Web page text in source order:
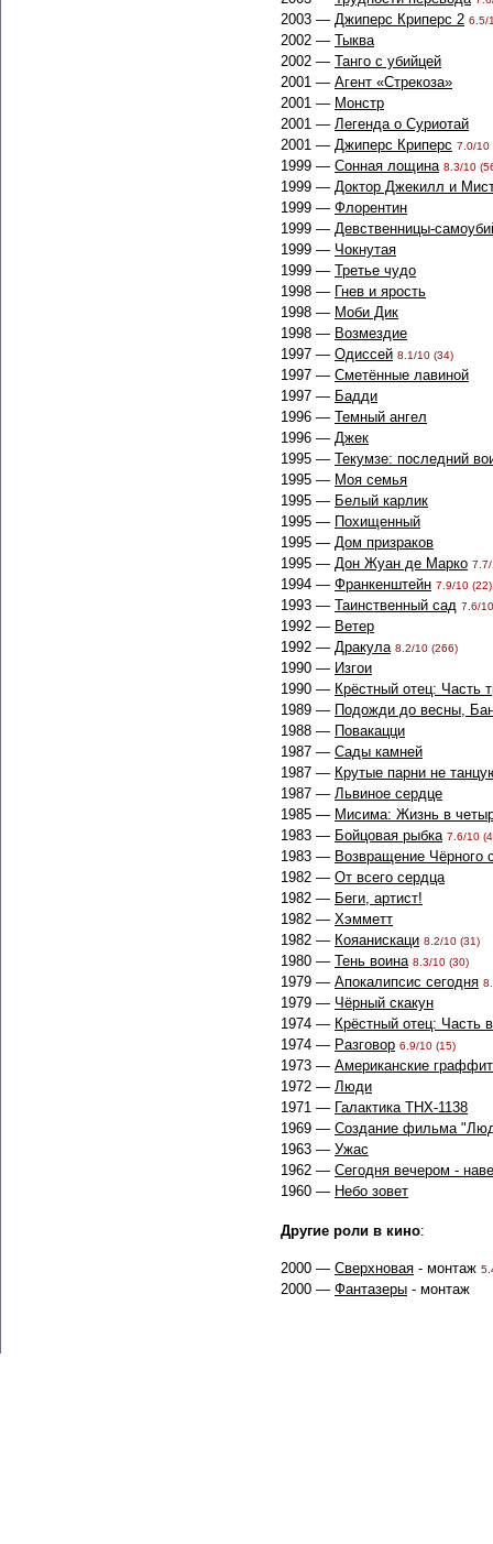
2003 — Джиперс Криперс 2 6.5/
2002 — Тыква
2002 — Танго с убийцей
2001 — Агент «Стрекоза»
2001 — Монстр
2001 — Легенда о Суриотай
2001 — Джиперс Криперс 7.0/10
1999 — Сонная лощина 8.3/10
1999 — Доктор Джекилл и
1999 — Флорентин
1999 — Девственницы-
1999 — Чокнутая
1999 — Третье чудо
1998 — Гнев и ярость
1998 — Моби Дик
1998 — Возмездие
1997 — Одиссей 8.1/10 (34)
1997 — Сметённые лавиной
1997 — Бадди
1996 — Темный ангел
1996 — Джек
1995 — Текумзе: последний
1995 — Моя семья
1995 — Белый карлик
1995 — Похищенный
1995 — Дом призраков
1995 — Дон Жуан де Марко
1994 — Франкенштейн 7.9/10 (22)
1993 — Таинственный сад 7.6/
1992 — Ветер
1992 — Дракула 8.2/10 (266)
1990 — Изгои
1990 — Крёстный отец: Часть
1989 — Подожди до весны,
1988 — Повакацци
1987 — Сады камней
1987 — Крутые парни не
1987 — Львиное сердце
1985 — Мисима: Жизнь в
1983 — Бойцовая рыбка 7.6/10
1983 — Возвращение Чёрного
1982 — От всего сердца
1982 — Беги, артист!
1982 — Хэмметт
1982 — Кояанискаци 8.2/10 (31)
1980 — Тень воина 8.3/10 (30)
1979 — Апокалипсис сегодня
1979 — Чёрный скакун
1974 — Крёстный отец: Часть
1974 — Разговор 6.9/10 (15)
1973 — Американские
1972 — Люди
1971 — Галактика ТНХ-1138
1969 — Создание фильма
1963 — Ужас
1962 — Сегодня вечером -
1960 — Небо зовет
Другие роли в кино:
2000 — Сверхновая - монтаж
2000 — Фантазеры - монтаж